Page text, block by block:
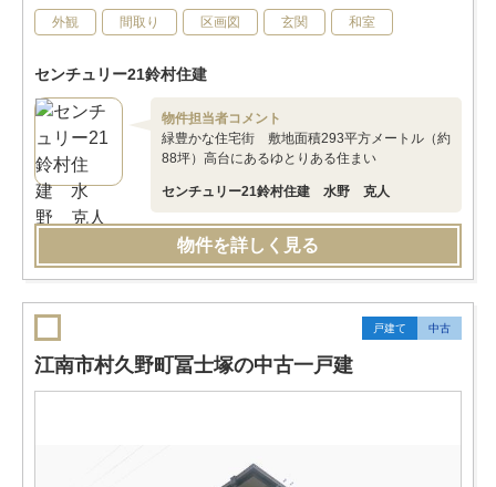
外観 間取り 区画図 玄関 和室
センチュリー21鈴村住建
物件担当者コメント
緑豊かな住宅街 敷地面積293平方メートル（約
88坪）高台にあるゆとりある住まい
センチュリー21鈴村住建 水野 克人
物件を詳しく見る
戸建て 中古
江南市村久野町冨士塚の中古一戸建